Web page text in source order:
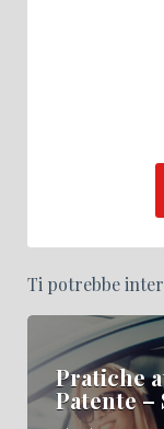
Ti potrebbe
Pratiche
Patente –